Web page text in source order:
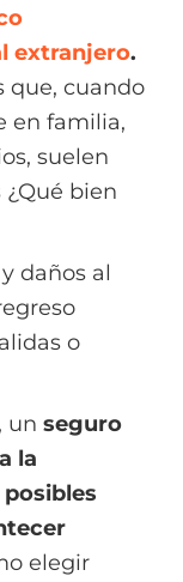
extranjero.
que, cuando
en familia,
suelen
bien
daños al
o
un seguro
la
elegir